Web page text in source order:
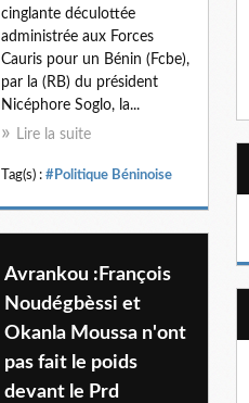
cinglante déculottée
administrée aux Forces
Cauris pour un Bénin (Fcbe),
par la (RB) du président
Nicéphore Soglo, la...
Lire la suite
Tag(s) : #Politique Béninoise
Avrankou :François
Noudégbèssi et
Okanla Moussa n'ont
pas fait le poids
devant le Prd